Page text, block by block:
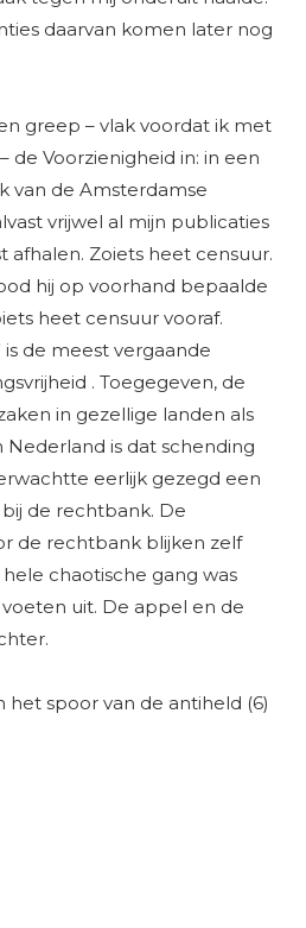
daarvan komen later nog
greep – vlak voordat ik met
de Voorzienigheid in: in een
van de Amsterdamse
vrijwel al mijn publicaties
afhalen. Zoiets heet censuur.
hij op voorhand bepaalde
heet censuur vooraf.
is de meest vergaande
. Toegegeven, de
in gezellige landen als
Nederland is dat schending
eerlijk gezegd een
de rechtbank. De
de rechtbank blijken zelf
chaotische gang was
voeten uit. De appel en de
spoor van de antiheld (6)